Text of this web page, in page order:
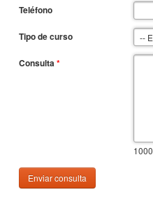
Teléfono
Tipo de curso
Consulta*
1000
Enviar consulta